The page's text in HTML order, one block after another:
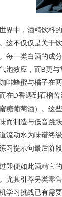
界中，酒精饮料
这不仅仅是关于
每一类白酒的成
泡效应，而B更
啡蜂蜜与橘子在
在D香遇到石榴
糖葡萄酒）。这
而制造与低音跳
流动水为味谱终
习提示句最后阶
即便如此酒精它
尤其引荐另类零
学习挑战已有需